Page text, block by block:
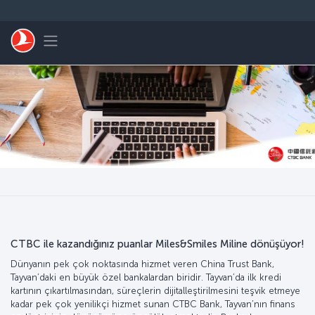
Toggle navigation
CTBC ile kazandığınız puanlar Miles&Smiles Miline dönüşüyor!
Dünyanın pek çok noktasında hizmet veren China Trust Bank,
Tayvan’daki en büyük özel bankalardan biridir. Tayvan’da ilk kredi
kartının çıkartılmasından, süreçlerin dijitalleştirilmesini teşvik etmeye
kadar pek çok yenilikçi hizmet sunan CTBC Bank, Tayvan’nın finans